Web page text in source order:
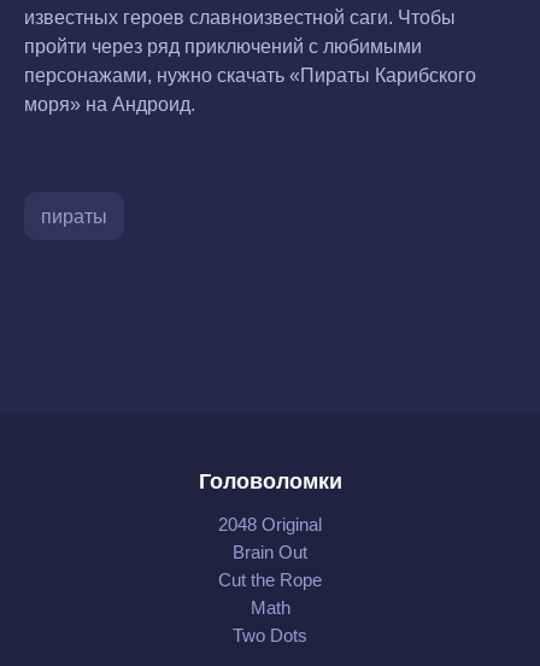
известных героев славноизвестной саги. Чтобы
пройти через ряд приключений с любимыми
персонажами, нужно скачать «Пираты Карибского
моря» на Андроид.
пираты
Головоломки
2048 Original
Brain Out
Cut the Rope
Math
Two Dots